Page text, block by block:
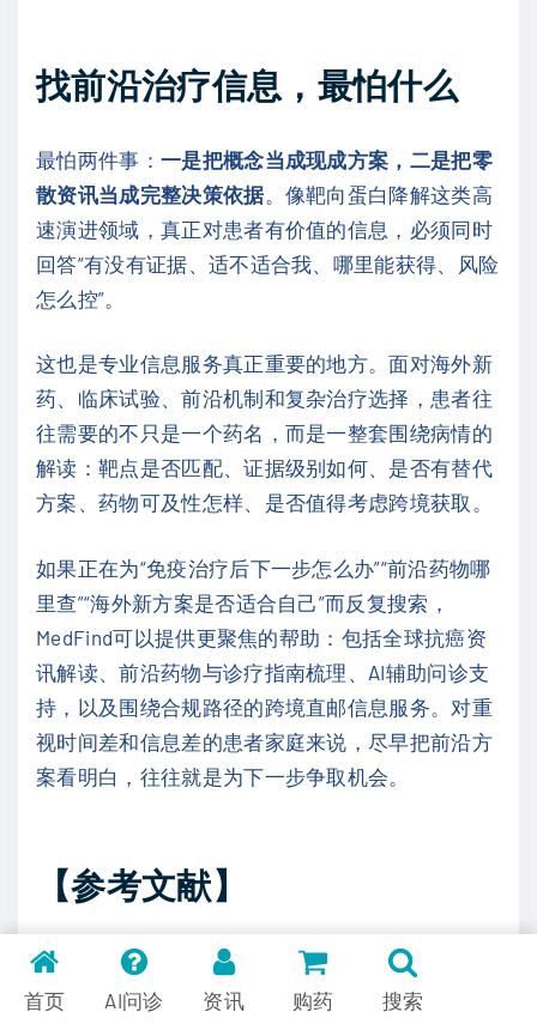
找前沿治疗信息，最怕什么
最怕两件事： 一是把概念当成现成方案，二是把零
散资讯当成完整决策依据。像靶向蛋白降解这类高
速演进领域，真正对患者有价值的信息，必须同时
回答“有没有证据、适不适合我、哪里能获得、风险
怎么控”。
这也是专业信息服务真正重要的地方。面对海外新
药、临床试验、前沿机制和复杂治疗选择，患者往
往需要的不只是一个药名，而是一整套围绕病情的
解读：靶点是否匹配、证据级别如何、是否有替代
方案、药物可及性怎样、是否值得考虑跨境获取。
如果正在为“免疫治疗后下一步怎么办”“前沿药物哪
里查”“海外新方案是否适合自己”而反复搜索，
MedFind可以提供更聚焦的帮助：包括全球抗癌资
讯解读、前沿药物与诊疗指南梳理、AI辅助问诊支
持，以及围绕合规路径的跨境直邮信息服务。对重
视时间差和信息差的患者家庭来说，尽早把前沿方
案看明白，往往就是为下一步争取机会。
【参考文献】
Advances in targeted protein degradation for
cancer immunotherapy. Cell Biomaterials. 2026.
首页 AI问诊 资讯 购药 搜索